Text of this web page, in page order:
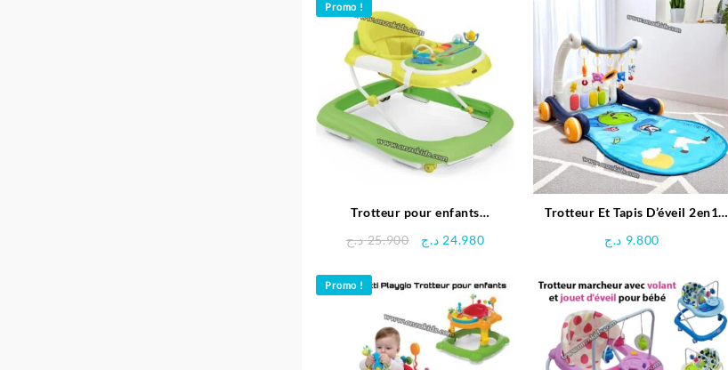
Promo !
Trotteur pour enfants
25.900 د.ج
Le
était :
25.900 د.ج.
24.980 د.ج
Le
est :
Trotteur Et Tapis D’éveil 2en1
9.800 د.ج
Promo !